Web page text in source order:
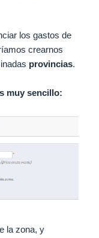
los gastos de
crearnos
provincias.
muy sencillo:
la zona, y